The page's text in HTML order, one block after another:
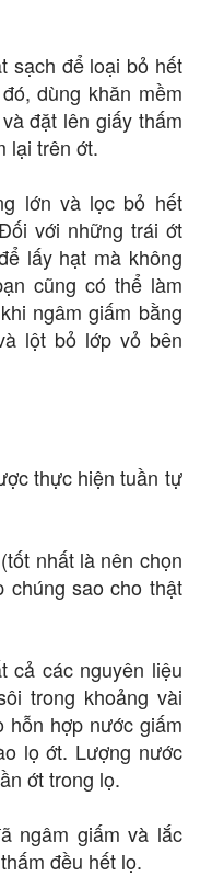
sạch để loại bỏ hết
dùng khăn mềm
đặt lên giấy thấm
lại trên ớt.
lớn và lọc bỏ hết
với những trái ớt
lấy hạt mà không
cũng có thể làm
ngâm giấm bằng
lột bỏ lớp vỏ bên
thực hiện tuần tự
nhất là nên chọn
chúng sao cho thật
cả các nguyên liệu
trong khoảng vài
hỗn hợp nước giấm
lọ ớt. Lượng nước
ớt trong lọ.
ngâm giấm và lắc
đều hết lọ.